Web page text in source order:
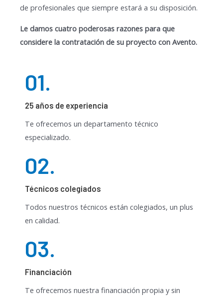
de profesionales que siempre estará a su disposición.
Le damos cuatro poderosas razones para que
considere la contratación de su proyecto con Avento.
01.
25 años de experiencia
Te ofrecemos un departamento técnico
especializado.
02.
Técnicos colegiados
Todos nuestros técnicos están colegiados, un plus
en calidad.
03.
Financiación
Te ofrecemos nuestra financiación propia y sin